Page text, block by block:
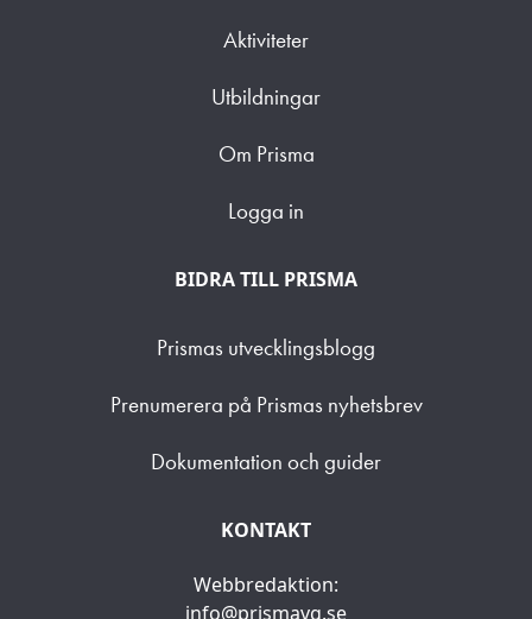
Aktiviteter
Utbildningar
Om Prisma
Logga in
BIDRA TILL PRISMA
Prismas utvecklingsblogg
Prenumerera på Prismas nyhetsbrev
Dokumentation och guider
KONTAKT
Webbredaktion:
info@prismavg.se